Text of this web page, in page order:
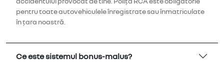
pentru toate autovehiculele înregistrate sau înmatriculate
în țara noastră.
Ce este sistemul bonus-malus?